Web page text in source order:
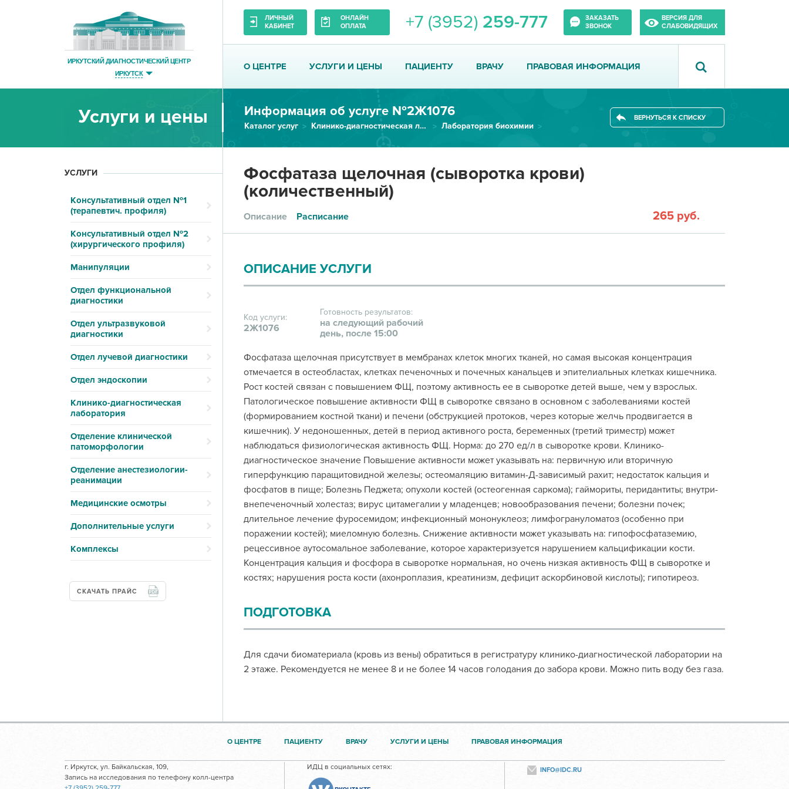
ИРКУТСКИЙ ДИАГНОСТИЧЕСКИЙ ЦЕНТР
ИРКУТСК
ЛИЧНЫЙ
КАБИНЕТ
ОНЛАЙН
ОПЛАТА
+7 (3952) 259-777
ЗАКАЗАТЬ
ЗВОНОК
ВЕРСИЯ ДЛЯ
СЛАБОВИДЯЩИХ
О ЦЕНТРЕ УСЛУГИ И ЦЕНЫ ПАЦИЕНТУ ВРАЧУ ПРАВОВАЯ ИНФОРМАЦИЯ
Услуги и цены Информация об услуге №2Ж1076
Каталог услуг Клинико-диагностическая лаборатория
Лаборатория биохимии
ВЕРНУТЬСЯ К СПИСКУ
УСЛУГИ
Консультативный отдел №1
(терапевтич. профиля)
Консультативный отдел №2
(хирургического профиля)
Манипуляции
Отдел функциональной
диагностики
Отдел ультразвуковой
диагностики
Отдел лучевой диагностики
Отдел эндоскопии
Клинико-диагностическая
лаборатория
Отделение клинической
патоморфологии
Отделение анестезиологии-
реанимации
Медицинские осмотры
Дополнительные услуги
Комплексы
СКАЧАТЬ ПРАЙС
Фосфатаза щелочная (сыворотка крови)
(количественный)
Описание Расписание 265 руб.
ОПИСАНИЕ УСЛУГИ
Код услуги:
2Ж1076
Готовность результатов:
на следующий рабочий
день, после 15:00
Фосфатаза щелочная присутствует в мембранах клеток многих тканей, но самая высокая концентрация
отмечается в остеобластах, клетках печеночных и почечных канальцев и эпителиальных клетках кишечника.
Рост костей связан с повышением ФЩ, поэтому активность ее в сыворотке детей выше, чем у взрослых.
Патологическое повышение активности ФЩ в сыворотке связано в основном с заболеваниями костей
(формированием костной ткани) и печени (обструкцией протоков, через которые желчь продвигается в
кишечник). У недоношенных, детей в период активного роста, беременных (третий триместр) может
наблюдаться физиологическая активность ФЩ. Норма: до 270 ед/л в сыворотке крови. Клинико-
диагностическое значение Повышение активности может указывать на: первичную или вторичную
гиперфункцию паращитовидной железы; остеомаляцию витамин-Д-зависимый рахит; недостаток кальция и
фосфатов в пище; Болезнь Педжета; опухоли костей (остеогенная саркома); гаймориты, перидантиты; внутри-
внепеченочный холестаз; вирус цитамегалии у младенцев; новообразования печени; болезни почек;
длительное лечение фуросемидом; инфекционный мононуклеоз; лимфогрануломатоз (особенно при
поражении костей); миеломную болезнь. Снижение активности может указывать на: гипофосфатаземию,
рецессивное аутосомальное заболевание, которое характеризуется нарушением кальцификации кости.
Концентрация кальция и фосфора в сыворотке нормальная, но очень низкая активность ФЩ в сыворотке и
костях; нарушения роста кости (ахонроплазия, креатинизм, дефицит аскорбиновой кислоты); гипотиреоз.
ПОДГОТОВКА
Для сдачи биоматериала (кровь из вены) обратиться в регистратуру клинико-диагностической лаборатории на
2 этаже. Рекомендуется не менее 8 и не более 14 часов голодания до забора крови. Можно пить воду без газа.
О ЦЕНТРЕ ПАЦИЕНТУ ВРАЧУ УСЛУГИ И ЦЕНЫ ПРАВОВАЯ ИНФОРМАЦИЯ
г. Иркутск, ул. Байкальская, 109,
Запись на исследования по телефону колл-центра
ИДЦ в социальных сетях: INFO@IDC.RU